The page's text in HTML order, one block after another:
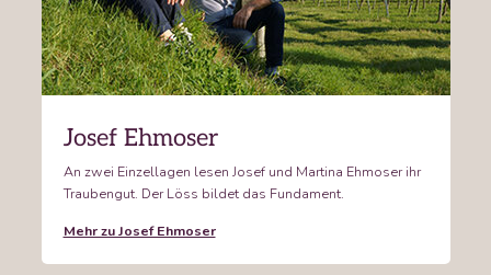
Josef Ehmoser
An zwei Einzellagen lesen Josef und Martina Ehmoser ihr
Traubengut. Der Löss bildet das Fundament.
Mehr zu Josef Ehmoser